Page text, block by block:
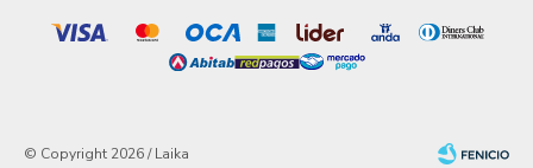
© Copyright 2026 / Laika